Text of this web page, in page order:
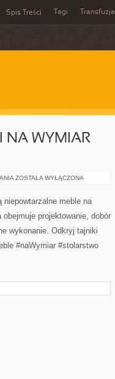
Spis Treści Tagi Transfuzja
WYMIAR –
TWORZENIE
WYMIAR
JAK
DZIAŁA?
ZOSTAŁA WYŁĄCZONA
niepowtarzalne meble na
projektowanie, dobór
wykonanie. Odkryj tajniki
#naWymiar #stolarstwo